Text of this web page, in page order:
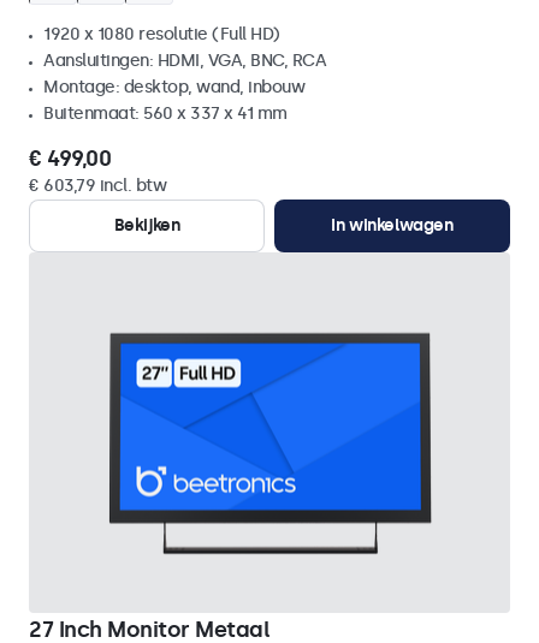
1920 x 1080 resolutie (Full HD)
Aansluitingen: HDMI, VGA, BNC, RCA
Montage: desktop, wand, inbouw
Buitenmaat: 560 x 337 x 41 mm
€ 499,00
€ 603,79 incl. btw
Bekijken
In winkelwagen
27 Inch Monitor Metaal